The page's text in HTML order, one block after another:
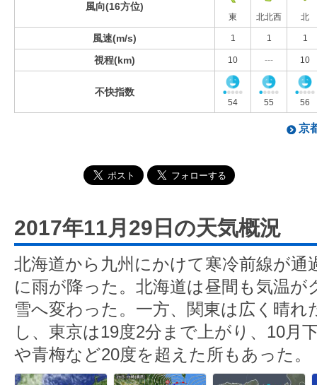
風向(16方位)
東 北北西 北
風速(m/s) 1 1 1
視程(km) 10 --- 10
不快指数
54 55 56
京
2017年11月29日の天気概況
北海道から九州にかけて寒冷前線が通
に雨が降った。北海道は昼間も気温
雪へ変わった。一方、関東は広く晴れ
し、東京は19度2分まで上がり、10月
や青梅など20度を超えた所もあった。